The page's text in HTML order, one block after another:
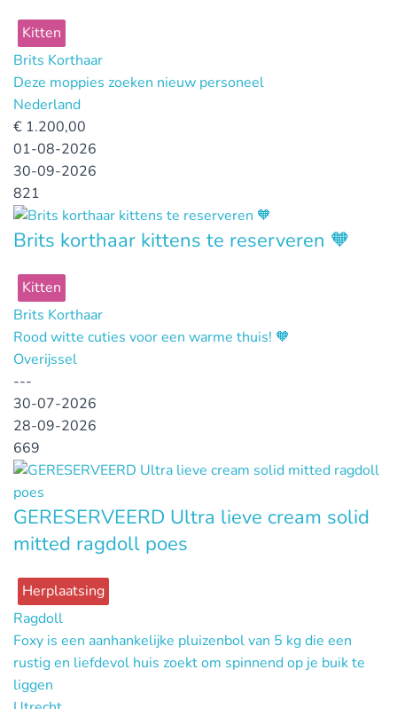
Kitten
Brits Korthaar
Deze moppies zoeken nieuw personeel
Nederland
€ 1.200,00
01-08-2026
30-09-2026
821
Brits korthaar kittens te reserveren 🧡
Kitten
Brits Korthaar
Rood witte cuties voor een warme thuis! 🧡
Overijssel
---
30-07-2026
28-09-2026
669
GERESERVEERD Ultra lieve cream solid
mitted ragdoll poes
Herplaatsing
Ragdoll
Foxy is een aanhankelijke pluizenbol van 5 kg die een
rustig en liefdevol huis zoekt om spinnend op je buik te
liggen